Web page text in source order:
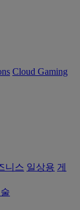
Cloud Gaming
니스 일상용 게